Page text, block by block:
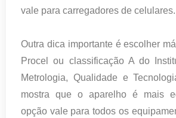
vale para carregadores de celulares.
Outra dica importante é escolher
Procel ou classificação A do
Metrologia, Qualidade e
mostra que o aparelho é mais
opção vale para todos os